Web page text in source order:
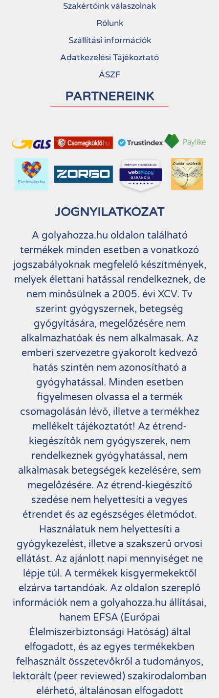
Szakértőink válaszolnak
Rólunk
Szállítási információk
Adatkezelési Tájékoztató
ÁSZF
PARTNEREINK
JOGNYILATKOZAT
A golyahozza.hu oldalon található
termékek minden esetben a vonatkozó
jogszabályoknak megfelelő készítmények,
melyek élettani hatással rendelkeznek, de
nem minősülnek a 2005. évi XCV. Tv
szerint gyógyszernek, betegség
gyógyítására, megelőzésére nem
alkalmazhatóak és nem alkalmasak. Az
emberi szervezetre gyakorolt kedvező
hatás szintén nem azonosítható a
gyógyhatással. Minden esetben
figyelmesen olvassa el a termék
csomagolásán lévő, illetve a termékhez
mellékelt tájékoztatót! Az étrend-
kiegészítők nem gyógyszerek, nem
rendelkeznek gyógyhatással, nem
alkalmasak betegségek kezelésére, sem
megelőzésére. Az étrend-kiegészítő
szedése nem helyettesíti a vegyes
étrendet és az egészséges életmódot.
Használatuk nem helyettesíti a
gyógykezelést, illetve a szakszerű orvosi
ellátást. Az ajánlott napi mennyiséget ne
lépje túl. A termékek kisgyermekektől
elzárva tartandóak. Az oldalon szereplő
információk nem a golyahozza.hu állításai,
hanem EFSA (Európai
Élelmiszerbiztonsági Hatóság) által
elfogadott, és az egyes termékekben
felhasznált összetevőkről a tudományos,
lektorált (peer reviewed) szakirodalomban
elérhető, általánosan elfogadott